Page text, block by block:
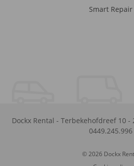
Smart Repair
Dockx Rental - Terbekehofdreef 10 -
0449.245.996
© 2026 Dockx